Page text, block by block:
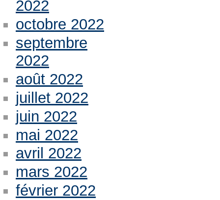
2022
octobre 2022
septembre
2022
août 2022
juillet 2022
juin 2022
mai 2022
avril 2022
mars 2022
février 2022